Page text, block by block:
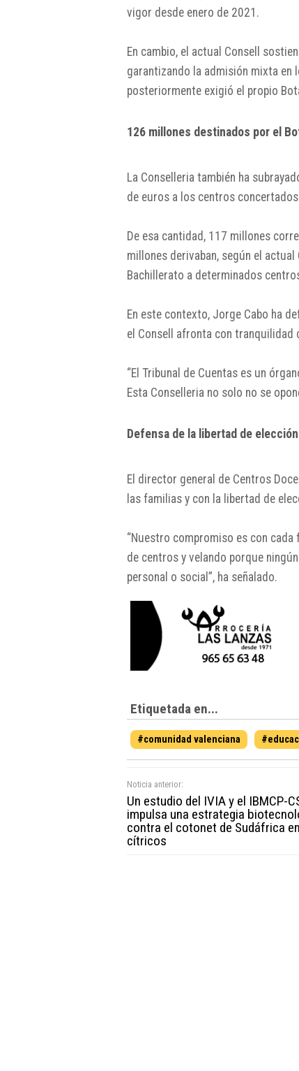
vigor desde enero de 2021.
En cambio, el actual Consell
garantizando la admisión mixta
posteriormente exigió el propio
126 millones destinados por el
La Conselleria también ha
de euros a los centros
De esa cantidad, 117 millones
millones derivaban, según el
Bachillerato a determinados
En este contexto, Jorge Cabo ha
el Consell afronta con
“El Tribunal de Cuentas es un
Esta Conselleria no solo no se
Defensa de la libertad de elección
El director general de Centros
las familias y con la libertad de
“Nuestro compromiso es con
de centros y velando porque
personal o social”, ha señalado.
Etiquetada en...
#comunidad valenciana
Noticia anterior:
Un estudio del IVIA y el IBMCP-
impulsa una estrategia
contra el cotonet de Sudáfrica en
cítricos